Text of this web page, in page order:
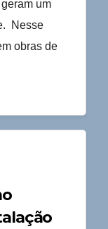
um
Nesse
obras de